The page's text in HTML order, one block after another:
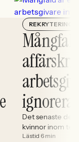
REKRYTERING
ignorera
Det senaste
kvinnor inom
stadigt på 30%.
Lästid 6 min